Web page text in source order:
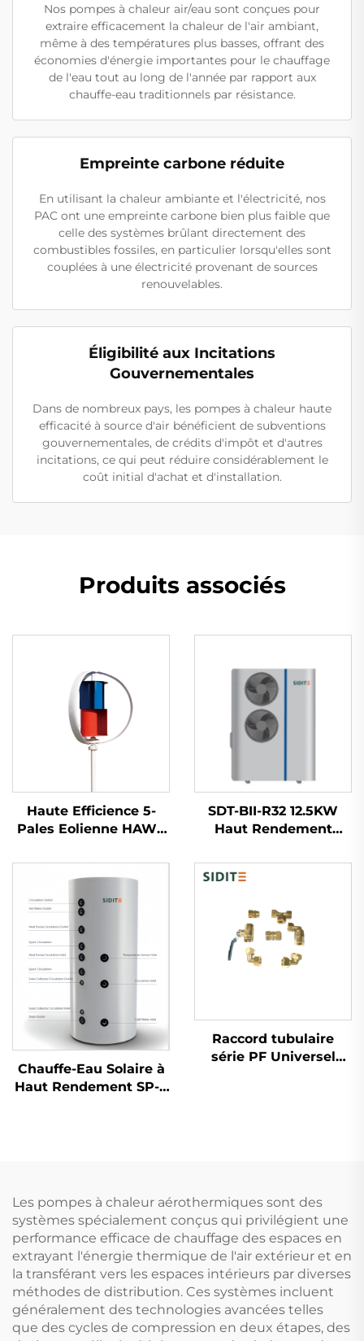
Nos pompes à chaleur air/eau sont conçues pour
extraire efficacement la chaleur de l'air ambiant,
même à des températures plus basses, offrant des
économies d'énergie importantes pour le chauffage
de l'eau tout au long de l'année par rapport aux
chauffe-eau traditionnels par résistance.
Empreinte carbone réduite
En utilisant la chaleur ambiante et l'électricité, nos
PAC ont une empreinte carbone bien plus faible que
celle des systèmes brûlant directement des
combustibles fossiles, en particulier lorsqu'elles sont
couplées à une électricité provenant de sources
renouvelables.
Éligibilité aux Incitations
Gouvernementales
Dans de nombreux pays, les pompes à chaleur haute
efficacité à source d'air bénéficient de subventions
gouvernementales, de crédits d'impôt et d'autres
incitations, ce qui peut réduire considérablement le
coût initial d'achat et d'installation.
Produits associés
Haute Efficience 5-
Pales Eolienne HAWT
Aluminium Moulé
Suivi Intelligent pour
la Génération
d'Énergie Éolienne
SDT-BII-R32 12.5KW
Haut Rendement
Source d'Air
Compresseur à
Réfrigérant Écologique
R32 Silencieuse
Chauffe-Eau Solaire à
Haut Rendement SP-T
Autonome
Raccord tubulaire
série PF Universel
Les pompes à chaleur aérothermiques sont des
systèmes spécialement conçus qui privilégient une
performance efficace de chauffage des espaces en
extrayant l'énergie thermique de l'air extérieur et en
la transférant vers les espaces intérieurs par diverses
méthodes de distribution. Ces systèmes incluent
généralement des technologies avancées telles
que des cycles de compression en deux étapes, des